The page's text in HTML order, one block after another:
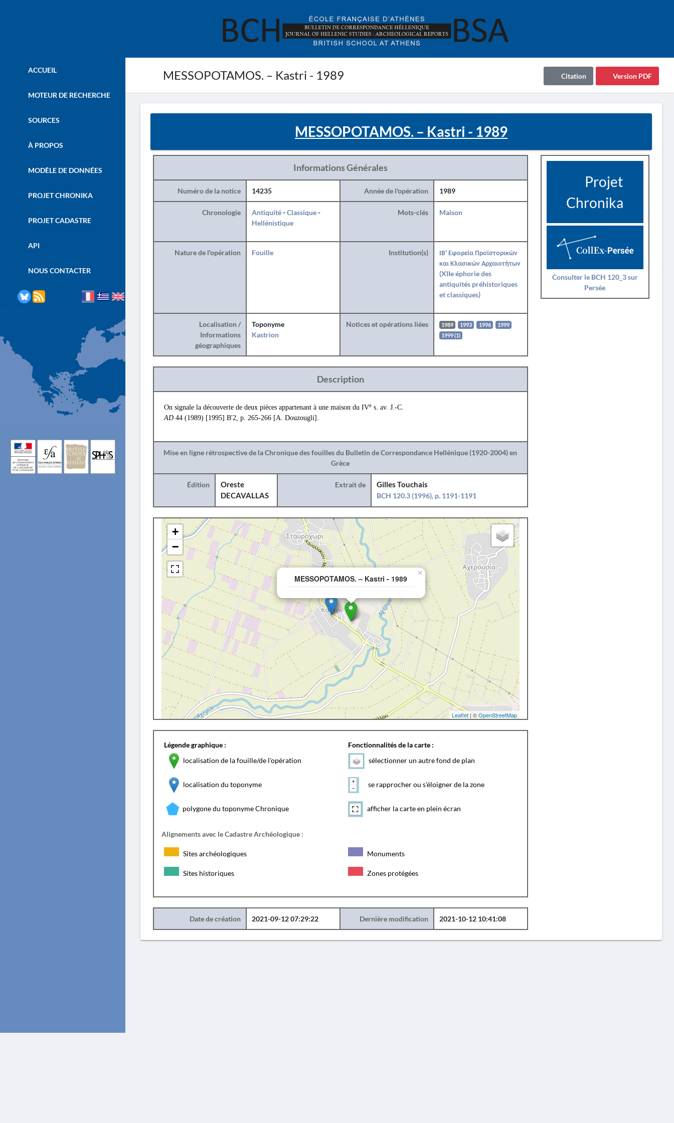
MESSOPOTAMOS. – Kastri - 1989 Version PDF
Citation
ACCUEIL
MOTEUR DE RECHERCHE
SOURCES
À PROPOS
MODÈLE DE DONNÉES
PROJET CHRONIKA
PROJET CADASTRE
API
NOUS CONTACTER
MESSOPOTAMOS. – Kastri - 1989
Informations Générales
Numéro de la notice 14235 Année de l'opération 1989
Chronologie Antiquité-Classique-
Hellénistique
Mots-clés Maison
Nature de l'opération Fouille Institution(s)
ΙΒ' Εφορεία Προϊστορικών
και Κλασικών Αρχαιοτήτων
(XIIe éphorie des
antiquités préhistoriques
et classiques)
Localisation /
Informations
géographiques
Toponyme
Kastrion
Notices et opérations liées 1989 1993 1996
1999
1999 (1)
Description
On signale la découverte de deux pièces appartenant à une maison du IVe s. av. J.-C.
AD 44 (1989) [1995] B'2, p. 265-266 [A. Douzougli].
Mise en ligne rétrospective de la Chronique des fouilles du Bulletin de Correspondance Hellénique (1920-2004) en
Grèce
Édition
Oreste
DECAVALLAS
Extrait de
Gilles Touchais
BCH 120.3 (1996), p. 1191-1191
MESSOPOTAMOS. – Kastri - 1989
×
+
−
Leaflet| ©OpenStreetMap
Légende graphique :
localisation de la fouille/de l'opération
localisation du toponyme
polygone du toponyme Chronique
Fonctionnalités de la carte :
sélectionner un autre fond de plan
se rapprocher ou s'éloigner de la zone
afficher la carte en plein écran
Alignements avec le Cadastre Archéologique :
Sites archéologiques Monuments
Sites historiques Zones protégées
Date de création 2021-09-12 07:29:22 Dernière modification 2021-10-12 10:41:08
Projet
Chronika
Consulter le BCH 120_3 sur
Persée